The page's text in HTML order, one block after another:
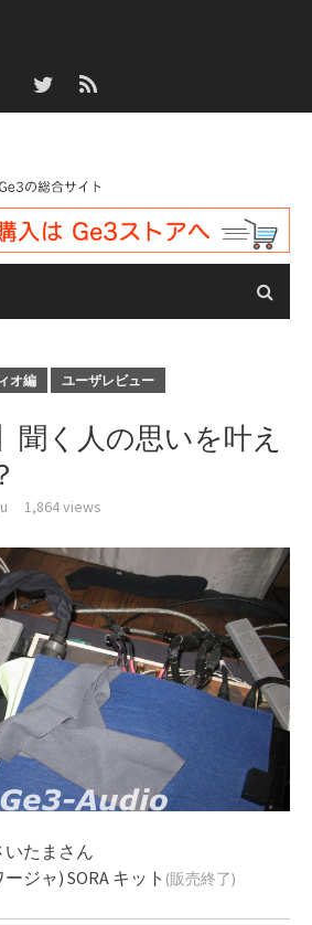
オ編 ユーザレビュー
】聞く人の思いを叶え
1,864 views
いたまさん
ジャ) SORA キット (販売終了)